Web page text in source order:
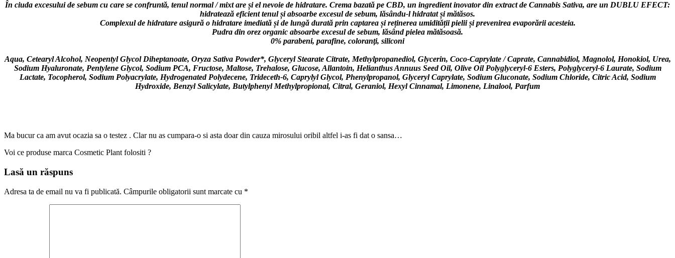
În ciuda excesului de sebum cu care se confruntă, tenul normal / mixt are și el nevoie de hidratare. Crema bazată pe CBD, un ingredient inovator din extract de Cannabis Sativa, are un DUBLU EFECT:
hidratează eficient tenul și absoarbe excesul de sebum, lăsându-l hidratat și mătăsos.
Complexul de hidratare asigură o hidratare imediată și de lungă durată prin captarea și reținerea umidității pielii și prevenirea evaporării acesteia.
Pudra din orez organic absoarbe excesul de sebum, lăsând pielea mătăsoasă.
0% parabeni, parafine, coloranţi, siliconi
Aqua, Cetearyl Alcohol, Neopentyl Glycol Diheptanoate, Oryza Sativa Powder*, Glyceryl Stearate Citrate, Methylpropanediol, Glycerin, Coco-Caprylate / Caprate, Cannabidiol, Magnolol, Honokiol, Urea,
Sodium Hyaluronate, Pentylene Glycol, Sodium PCA, Fructose, Maltose, Trehalose, Glucose, Allantoin, Helianthus Annuus Seed Oil, Olive Oil Polyglyceryl-6 Esters, Polyglyceryl-6 Laurate, Sodium
Lactate, Tocopherol, Sodium Polyacrylate, Hydrogenated Polydecene, Trideceth-6, Caprylyl Glycol, Phenylpropanol, Glyceryl Caprylate, Sodium Gluconate, Sodium Chloride, Citric Acid, Sodium
Hydroxide, Benzyl Salicylate, Butylphenyl Methylpropional, Citral, Geraniol, Hexyl Cinnamal, Limonene, Linalool, Parfum
Ma bucur ca am avut ocazia sa o testez . Clar nu as cumpara-o si asta doar din cauza mirosului oribil altfel i-as fi dat o sansa…
Voi ce produse marca Cosmetic Plant folositi ?
Lasă un răspuns
Adresa ta de email nu va fi publicată. Câmpurile obligatorii sunt marcate cu *